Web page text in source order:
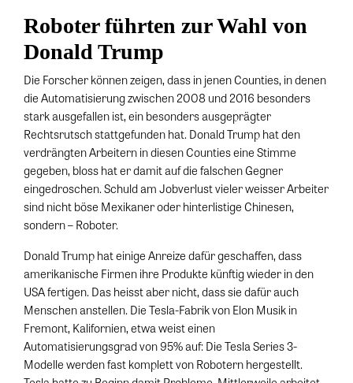
Roboter führten zur Wahl von
Donald Trump
Die Forscher können zeigen, dass in jenen Counties, in denen
die Automatisierung zwischen 2008 und 2016 besonders
stark ausgefallen ist, ein besonders ausgeprägter
Rechtsrutsch stattgefunden hat. Donald Trump hat den
verdrängten Arbeitern in diesen Counties eine Stimme
gegeben, bloss hat er damit auf die falschen Gegner
eingedroschen. Schuld am Jobverlust vieler weisser Arbeiter
sind nicht böse Mexikaner oder hinterlistige Chinesen,
sondern – Roboter.
Donald Trump hat einige Anreize dafür geschaffen, dass
amerikanische Firmen ihre Produkte künftig wieder in den
USA fertigen. Das heisst aber nicht, dass sie dafür auch
Menschen anstellen. Die Tesla-Fabrik von Elon Musik in
Fremont, Kalifornien, etwa weist einen
Automatisierungsgrad von 95% auf: Die Tesla Series 3-
Modelle werden fast komplett von Robotern hergestellt.